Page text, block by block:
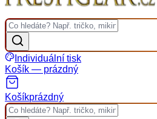
Individuální tisk
Košík — prázdný
Košíkprázdný